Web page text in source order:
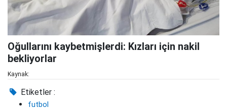
Oğullarını kaybetmişlerdi: Kızları için nakil
bekliyorlar
Kaynak:
Etiketler :
futbol